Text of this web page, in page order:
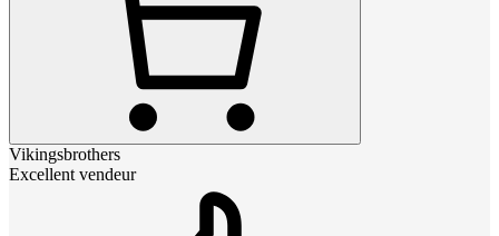
Vikingsbrothers
Excellent vendeur